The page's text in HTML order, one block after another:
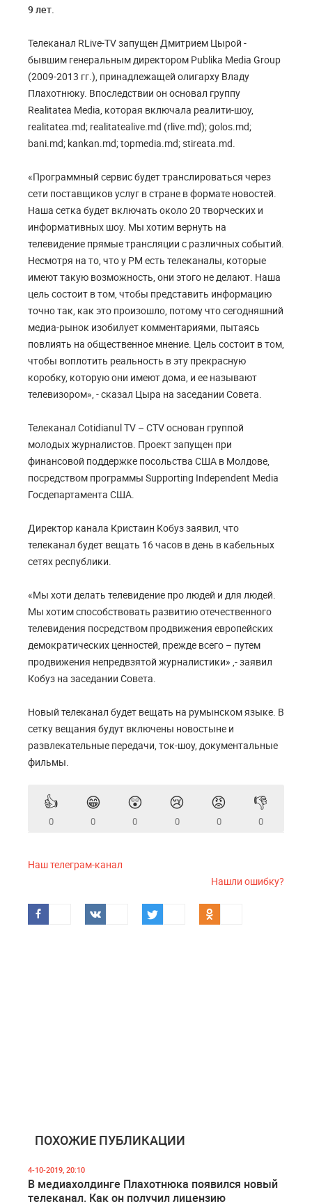
9 лет.
Телеканал RLive-TV запущен Дмитрием Цырой -
бывшим генеральным директором Publika Media Group
(2009-2013 гг.), принадлежащей олигарху Владу
Плахотнюку. Впоследствии он основал группу
Realitatea Media, которая включала реалити-шоу,
realitatea.md; realitatealive.md (rlive.md); golos.md;
bani.md; kankan.md; topmedia.md; stireata.md.
«Программный сервис будет транслироваться через
сети поставщиков услуг в стране в формате новостей.
Наша сетка будет включать около 20 творческих и
информативных шоу. Мы хотим вернуть на
телевидение прямые трансляции с различных событий.
Несмотря на то, что у РМ есть телеканалы, которые
имеют такую возможность, они этого не делают. Наша
цель состоит в том, чтобы представить информацию
точно так, как это произошло, потому что сегодняшний
медиа-рынок изобилует комментариями, пытаясь
повлиять на общественное мнение. Цель состоит в том,
чтобы воплотить реальность в эту прекрасную
коробку, которую они имеют дома, и ее называют
телевизором», - сказал Цыра на заседании Cовета.
Телеканал Cotidianul TV – CTV основан группой
молодых журналистов. Проект запущен при
финансовой поддержке посольства США в Молдове,
посредством программы Supporting Independent Media
Госдепартамента США.
Директор канала Кристаин Кобуз заявил, что
телеканал будет вещать 16 часов в день в кабельных
сетях республики.
«Мы хоти делать телевидение про людей и для людей.
Мы хотим способствовать развитию отечественного
телевидения посредством продвижения европейских
демократических ценностей, прежде всего – путем
продвижения непредвзятой журналистики» ,- заявил
Кобуз на заседании Совета.
Новый телеканал будет вещать на румынском языке. В
сетку вещания будут включены новостыне и
развлекательные передачи, ток-шоу, документальные
фильмы.
👍
0
😁
0
😲
0
😢
0
😡
0
👎
0
Наш телеграм-канал
Нашли ошибку?
ПОХОЖИЕ ПУБЛИКАЦИИ
4-10-2019, 20:10
В медиахолдинге Плахотнюка появился новый
телеканал. Как он получил лицензию